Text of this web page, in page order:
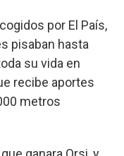
por El País,
pisaban hasta
su vida en
recibe aportes
metros